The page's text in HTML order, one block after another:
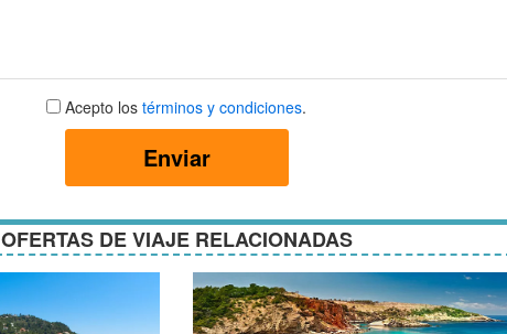
Aceptar
términos
Acepto los términos y condiciones.
Enviar
OFERTAS DE VIAJE RELACIONADAS